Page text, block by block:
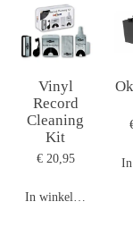
Vinyl
Record
Cleaning
Kit
€ 20,95
In winkelwagen
In